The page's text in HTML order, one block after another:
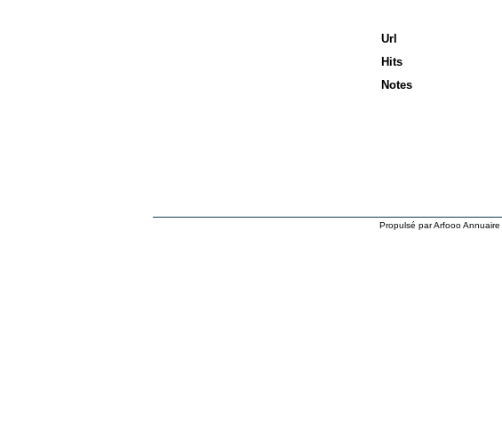
Url
Hits
Notes
Propulsé parArfooo Annuaire